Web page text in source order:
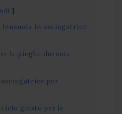
lenzuola in asciugatrice
le pieghe durante
per
giusto per le